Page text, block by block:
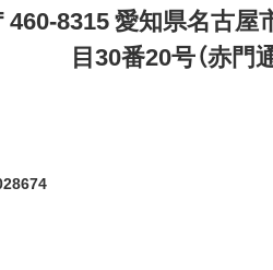
460-8315 愛知県名古屋
目30番20号（赤門